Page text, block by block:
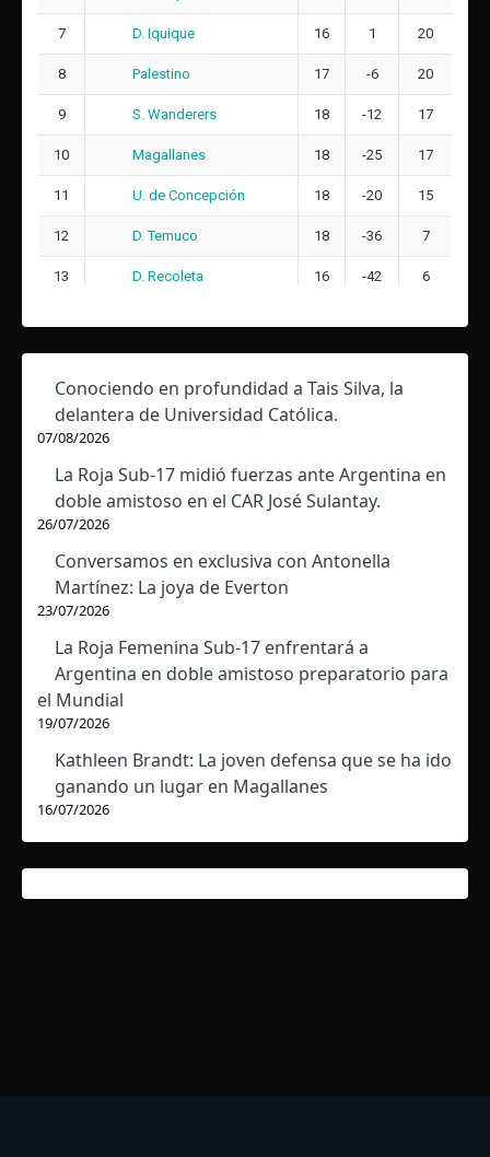
7 D. Iquique 16 1 20
8 Palestino 17 -6 20
9 S. Wanderers 18 -12 17
10 Magallanes 18 -25 17
11 U. de Concepción 18 -20 15
12 D. Temuco 18 -36 7
13 D. Recoleta 16 -42 6
Conociendo en profundidad a Tais Silva, la
delantera de Universidad Católica.
07/08/2026
La Roja Sub-17 midió fuerzas ante Argentina en
doble amistoso en el CAR José Sulantay.
26/07/2026
Conversamos en exclusiva con Antonella
Martínez: La joya de Everton
23/07/2026
La Roja Femenina Sub-17 enfrentará a
Argentina en doble amistoso preparatorio para
el Mundial
19/07/2026
Kathleen Brandt: La joven defensa que se ha ido
ganando un lugar en Magallanes
16/07/2026